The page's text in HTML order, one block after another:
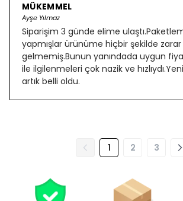
MÜKEMMEL
Ayşe Yılmaz
Siparişim 3 günde elime
yapmışlar ürünüme hiçbir şekilde zarar
gelmemiş.Bunun yanındada uygun
ile ilgilenmeleri çok nazik ve
artık belli oldu.
1 2 3